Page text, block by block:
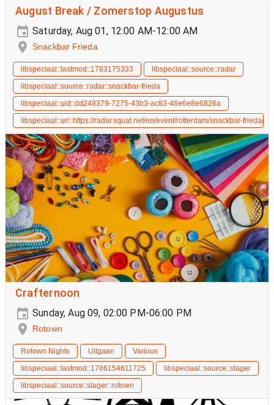
August Break / Zomerstop Augustus
Saturday, Aug 01, 12:00 AM-12:00 AM
Snackbar Frieda
libspeciaal::lastmod::1783175333
libspeciaal::source::radar
libspeciaal::source::radar::snackbar-frieda
libspeciaal::uid::dd248379-7275-43b3-ac83-46e6e8e6826a
libspeciaal::url::https://radar.squat.net/en/event/rotterdam/snackbar-frieda/
Crafternoon
Sunday, Aug 09, 02:00 PM-06:00 PM
Rotown
Rotown Nights Uitgaan
Various
libspeciaal::lastmod::1786154611725
libspeciaal::source::stager
libspeciaal::source::stager::rotown